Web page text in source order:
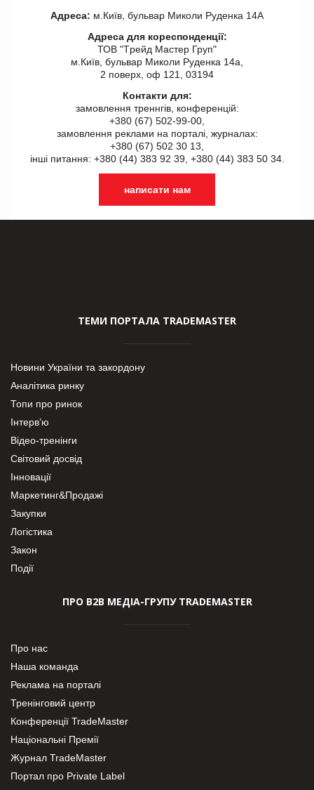
Адреса: м.Київ, бульвар Миколи Руденка 14А
Адреса для кореспонденції:
ТОВ "Tрейд Мастер Груп"
м.Київ, бульвар Миколи Руденка 14а,
2 поверх, оф 121, 03194
Контакти для:
замовлення треннгів, конференцій:
+380 (67) 502-99-00,
замовлення реклами на порталі, журналах:
+380 (67) 502 30 13,
інші питання: +380 (44) 383 92 39, +380 (44) 383 50 34.
написати нам
ТЕМИ ПОРТАЛА TRADEMASTER
Новини України та закордону
Аналітика ринку
Топи про ринок
Інтерв’ю
Відео-тренінги
Світовий досвід
Інновації
Маркетинг&Продажі
Закупки
Логістика
Закон
Події
ПРО В2В МЕДІА-ГРУПУ TRADEMASTER
Про нас
Наша команда
Реклама на порталі
Тренінговий центр
Конференції TradeMaster
Національні Премії
Журнал TradeMaster
Портал про Private Label